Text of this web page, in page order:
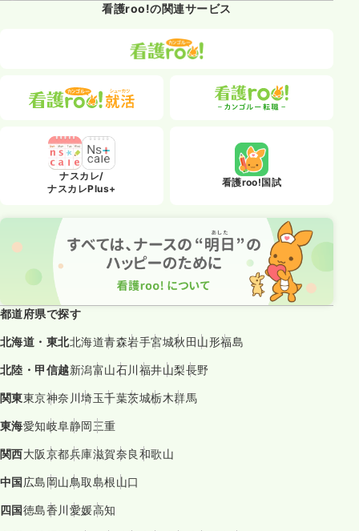
看護roo!の関連サービス
ナスカレ/
ナスカレPlus+
看護roo!国試
都道府県で探す
北海道・東北北海道青森岩手宮城秋田山形福島
北陸・甲信越新潟富山石川福井山梨長野
関東東京神奈川埼玉千葉茨城栃木群馬
東海愛知岐阜静岡三重
関西大阪京都兵庫滋賀奈良和歌山
中国広島岡山鳥取島根山口
四国徳島香川愛媛高知